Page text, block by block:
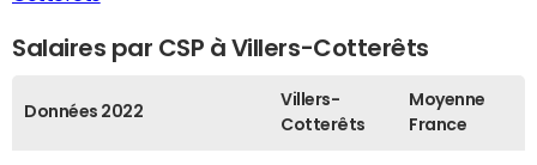
Salaires par CSP à Villers-Cotterêts
Données 2022
Villers-
Cotterêts
Moyenne
France